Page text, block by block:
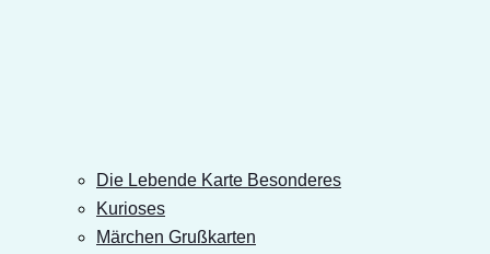
Die Lebende Karte Besonderes
Kurioses
Märchen Grußkarten